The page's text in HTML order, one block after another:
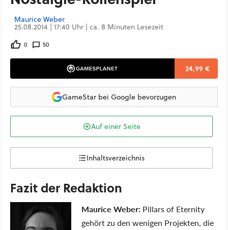
Maurice Weber
25.08.2014 | 17:40 Uhr | ca. 8 Minuten Lesezeit
0 50
24,99 €
GameStar bei Google bevorzugen
Auf einer Seite
Inhaltsverzeichnis
Fazit der Redaktion
Maurice Weber: Pillars of Eternity
gehört zu den wenigen Projekten, die